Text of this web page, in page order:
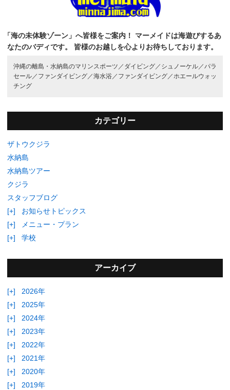
「海の未体験ゾーン」へ皆様をご案内！
マーメイドは海遊びするあ
なたのバディです。
皆様のお越しを心よりお待ちしております。
沖縄の離島・水納島のマリンスポーツ／ ダイビング／ シュノーケル／パラ
セール／ ファンダイビング／海水浴／ ファンダイビング／ホエールウォッ
チング
カテゴリー
ザトウクジラ
水納島
水納島ツアー
クジラ
スタッフブログ
[+]
お知らせトピックス
[+]
メニュー・プラン
[+]
学校
アーカイブ
[+]
2026年
[+]
2025年
[+]
2024年
[+]
2023年
[+]
2022年
[+]
2021年
[+]
2020年
[+]
2019年